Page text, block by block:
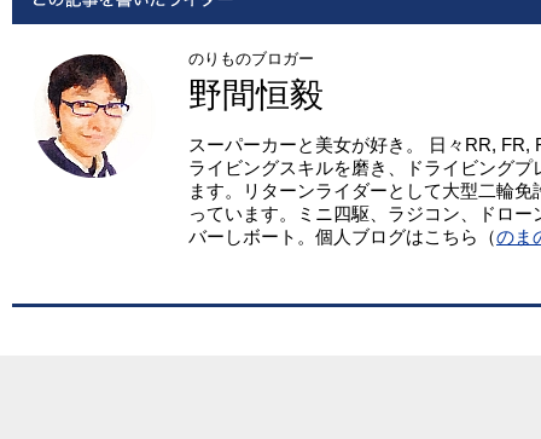
のりものブロガー
野間恒毅
スーパーカーと美女が好き。 日々RR, FR,
ライビングスキルを磨き、ドライビングプ
ます。リターンライダーとして大型二輪
っています。ミニ四駆、ラジコン、ドロ
バーしボート。個人ブログはこちら（のま